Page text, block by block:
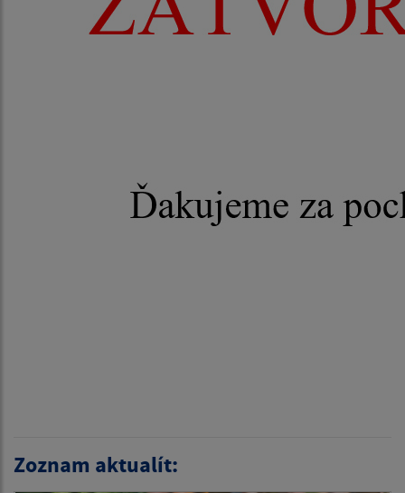
Zoznam aktualít: